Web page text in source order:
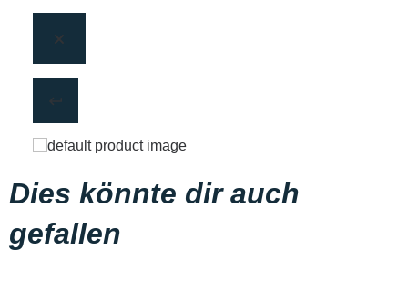
Dies könnte dir auch
gefallen